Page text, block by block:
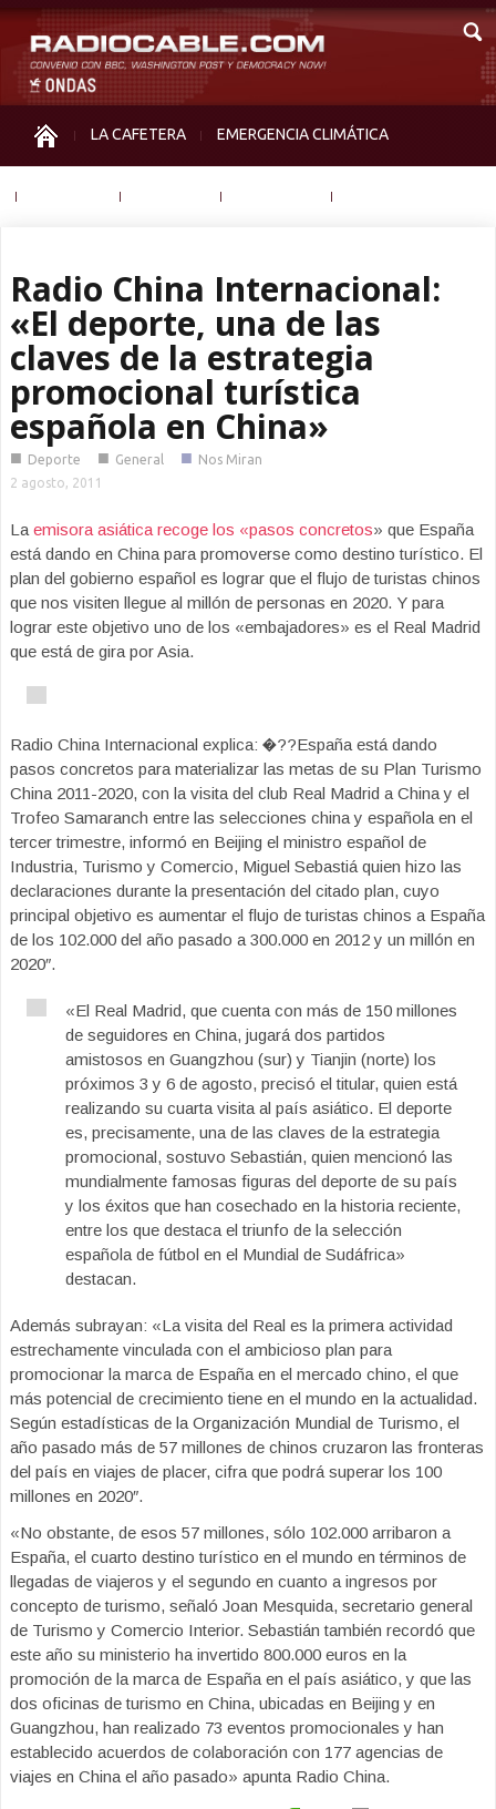
LA CAFETERA EMERGENCIA CLIMÁTICA
Radio China Internacional:
«El deporte, una de las
claves de la estrategia
promocional turística
española en China»
■ Deporte ■ General ■ Nos Miran
2 agosto, 2011
La emisora asiática recoge los «pasos concretos» que España
está dando en China para promoverse como destino turístico. El
plan del gobierno español es lograr que el flujo de turistas chinos
que nos visiten llegue al millón de personas en 2020. Y para
lograr este objetivo uno de los «embajadores» es el Real Madrid
que está de gira por Asia.
Radio China Internacional explica: �??España está dando
pasos concretos para materializar las metas de su Plan Turismo
China 2011-2020, con la visita del club Real Madrid a China y el
Trofeo Samaranch entre las selecciones china y española en el
tercer trimestre, informó en Beijing el ministro español de
Industria, Turismo y Comercio, Miguel Sebastiá quien hizo las
declaraciones durante la presentación del citado plan, cuyo
principal objetivo es aumentar el flujo de turistas chinos a España
de los 102.000 del año pasado a 300.000 en 2012 y un millón en
2020″.
«El Real Madrid, que cuenta con más de 150 millones
de seguidores en China, jugará dos partidos
amistosos en Guangzhou (sur) y Tianjin (norte) los
próximos 3 y 6 de agosto, precisó el titular, quien está
realizando su cuarta visita al país asiático. El deporte
es, precisamente, una de las claves de la estrategia
promocional, sostuvo Sebastián, quien mencionó las
mundialmente famosas figuras del deporte de su país
y los éxitos que han cosechado en la historia reciente,
entre los que destaca el triunfo de la selección
española de fútbol en el Mundial de Sudáfrica»
destacan.
Además subrayan: «La visita del Real es la primera actividad
estrechamente vinculada con el ambicioso plan para
promocionar la marca de España en el mercado chino, el que
más potencial de crecimiento tiene en el mundo en la actualidad.
Según estadísticas de la Organización Mundial de Turismo, el
año pasado más de 57 millones de chinos cruzaron las fronteras
del país en viajes de placer, cifra que podrá superar los 100
millones en 2020″.
«No obstante, de esos 57 millones, sólo 102.000 arribaron a
España, el cuarto destino turístico en el mundo en términos de
llegadas de viajeros y el segundo en cuanto a ingresos por
concepto de turismo, señaló Joan Mesquida, secretario general
de Turismo y Comercio Interior. Sebastián también recordó que
este año su ministerio ha invertido 800.000 euros en la
promoción de la marca de España en el país asiático, y que las
dos oficinas de turismo en China, ubicadas en Beijing y en
Guangzhou, han realizado 73 eventos promocionales y han
establecido acuerdos de colaboración con 177 agencias de
viajes en China el año pasado» apunta Radio China.